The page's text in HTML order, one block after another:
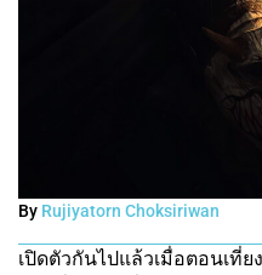
By Rujiyatorn Choksiriwan
เปิดตัวกันไปแล้วเมื่อตอนเที่